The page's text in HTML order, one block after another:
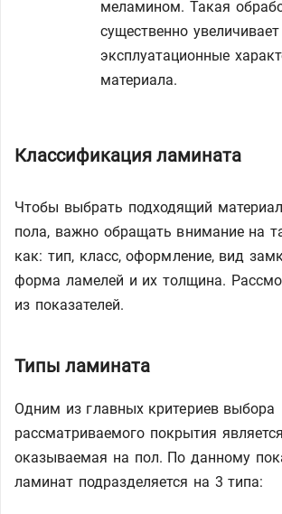
меламином. Такая
существенно увеличивает
эксплуатационные
материала.
Классификация ламината
Чтобы выбрать подходящий
пола, важно обращать внимание на
как: тип, класс, оформление, вид
форма ламелей и их толщина.
из показателей.
Типы ламината
Одним из главных критериев выбора
рассматриваемого покрытия
оказываемая на пол. По данному
ламинат подразделяется на 3 типа: